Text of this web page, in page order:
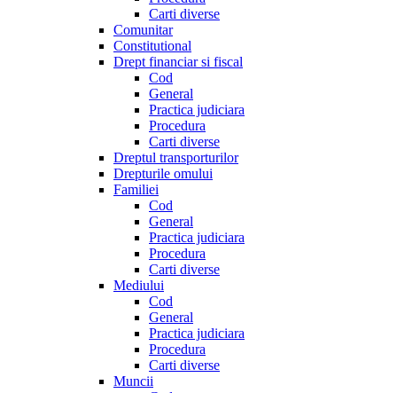
Carti diverse
Comunitar
Constitutional
Drept financiar si fiscal
Cod
General
Practica judiciara
Procedura
Carti diverse
Dreptul transporturilor
Drepturile omului
Familiei
Cod
General
Practica judiciara
Procedura
Carti diverse
Mediului
Cod
General
Practica judiciara
Procedura
Carti diverse
Muncii